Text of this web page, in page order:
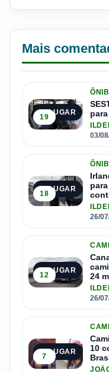
Mais
1º LUGAR
19
03/
2º LUGAR
18
26/
3º LUGAR
12
24
26/
4º LUGAR
7
10